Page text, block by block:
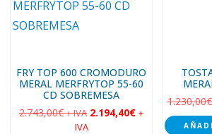
FRY TOP 600 CROMODURO
MERAL MERFRYTOP 55-60
CD SOBREMESA
2.743,00€ + IVA 2.194,40€ +
IVA
1.230,00€